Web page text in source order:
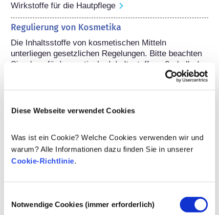
Diese Webseite verwendet Cookies
Was ist ein Cookie? Welche Cookies verwenden wir und
warum? Alle Informationen dazu finden Sie in unserer
Cookie-Richtlinie.
Notwendige Cookies (immer erforderlich)
Wirkstoffe für die Hautpflege
Regulierung von Kosmetika
Die Inhaltsstoffe von kosmetischen Mitteln
unterliegen gesetzlichen Regelungen. Bitte beachten
Sie, dass für kosmetische Inhaltsstoffe außerhalb der
verstehen
dass kosmetische Produkte und